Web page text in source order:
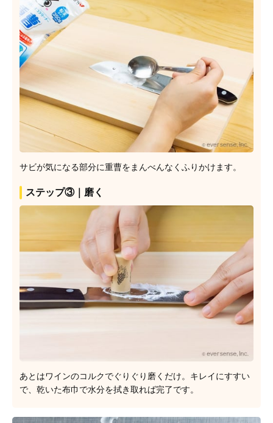
サビが気になる部分に重曹をまんべんなくふりかけます。
ステップ③｜磨く
あとはワインのコルクでぐりぐり磨くだけ。キレイにすすい
で、乾いた布巾で水分を拭き取れば完了です。